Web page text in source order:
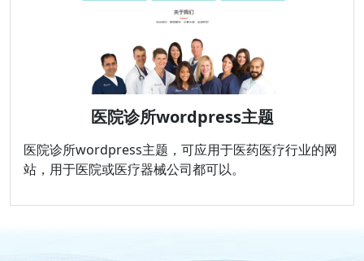
医院诊所wordpress主题
医院诊所wordpress主题，可应用于医药医疗行业的网
站，用于医院或医疗器械公司都可以。